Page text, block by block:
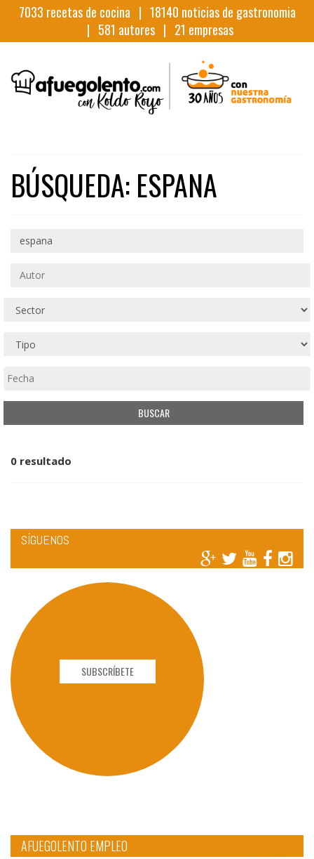
7033 recetas de cocina | 18140 noticias de gastronomia
| 581 autores | 21 empresas
BÚSQUEDA: ESPANA
0 resultado
SÍGUENOS
SUBSCRÍBETE
AFUEGOLENTO EMPLEO